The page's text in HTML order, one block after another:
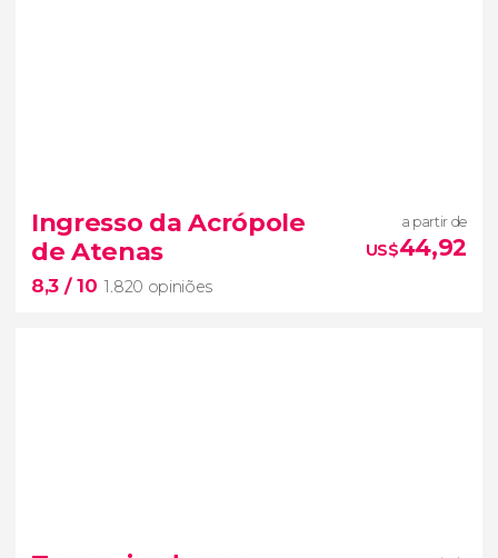
160 opiniões
visita guiada pela Acrópole
viagem no tempo até a Grécia Clássica
Ingresso da Acrópole
de Atenas
8,3 / 10 1.820 opiniões
a partir de
US$44,92
1.820 opiniões